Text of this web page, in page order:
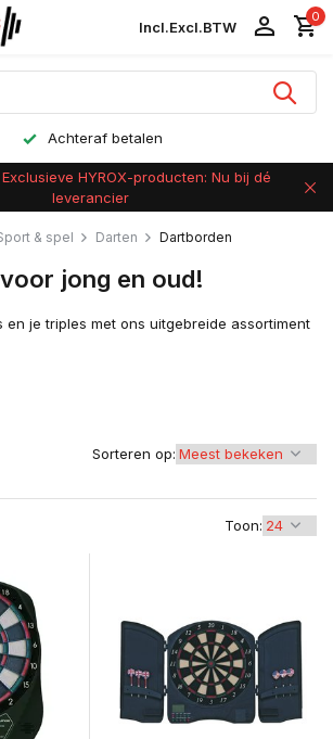
Incl.Excl.BTW
0
Achteraf betalen
Exclusieve HYROX-producten: Nu bij dé
leverancier
& spel Darten Dartborden
jong en oud!
en je triples met ons uitgebreide assortiment
Toon:
Sorteren op: